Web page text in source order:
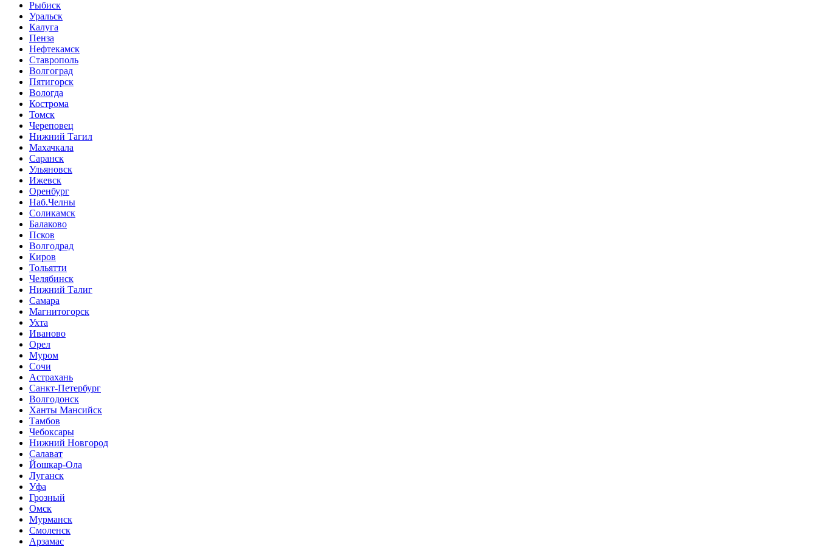
Рыбиск
Уральск
Калуга
Пенза
Нефтекамск
Ставрополь
Волгоград
Пятигорск
Вологда
Кострома
Томск
Череповец
Нижний Тагил
Махачкала
Саранск
Ульяновск
Ижевск
Оренбург
Наб.Челны
Соликамск
Балаково
Псков
Волгодрад
Киров
Тольятти
Челябинск
Нижний Талиг
Самара
Магнитогорск
Ухта
Иваново
Орел
Муром
Сочи
Астрахань
Санкт-Петербург
Волгодонск
Ханты Мансийск
Тамбов
Чебоксары
Нижний Новгород
Салават
Йошкар-Ола
Луганск
Уфа
Грозный
Омск
Мурманск
Смоленск
Арзамас